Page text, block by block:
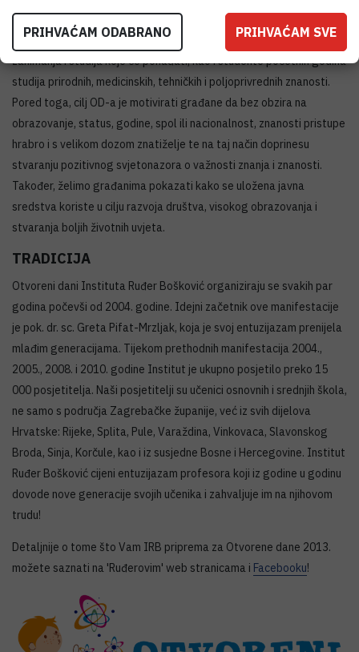
razreda osnovnih škola te učenike srednjih škola, kojima želimo
pomoći u donošenju važne životne odluke o izboru budućeg
zanimanja i studija koje će pohađati, kao i studente početnih godina
studija prirodnih, medicinskih, tehničkih i poljoprivrednih znanosti.
Pored toga, cilj OD-a je motivirati građane da bez obzira na
obrazovanje, status, godine, spol ili nacionalnost, znanosti pristupe
hrabro i s velikom dozom znatiželje te na taj način doprinesu
stvaranju pozitivnog svjetonazora o važnosti znanja i znanosti.
Također, želimo građanima pokazati kako se uložena javna
sredstva koriste u cilju razvoja društva, visokog obrazovanja i
stvaranja boljih životnih uvjeta.
TRADICIJA
Otvoreni dani Instituta Ruđer Bošković organiziraju se svakih par
godina počevši od 2004. godine. Idejni začetnik ove manifestacije
je pok. dr. sc. Greta Pifat-Mrzljak, koja je svoj entuzijazam prenijela
mlađim generacijama. Tijekom prethodnih manifestacija 2004.,
2005., 2008. i 2010. godine Institut je ukupno posjetilo preko 15
000 posjetitelja. Naši posjetitelji su učenici osnovnih i srednjih škola,
ne samo s područja Zagrebačke županije, već iz svih dijelova
Hrvatske: Rijeke, Splita, Pule, Varaždina, Vinkovaca, Slavonskog
Broda, Sinja, Korčule, kao i iz susjedne Bosne i Hercegovine. Institut
Ruđer Bošković cijeni entuzijazam profesora koji iz godine u godinu
dovode nove generacije svojih učenika i zahvaljuje im na njihovom
trudu!
Detaljnije o tome što Vam IRB priprema za Otvorene dane 2013.
možete saznati na 'Ruđerovim' web stranicama i Facebooku!
PRIHVAĆAM ODABRANO PRIHVAĆAM SVE